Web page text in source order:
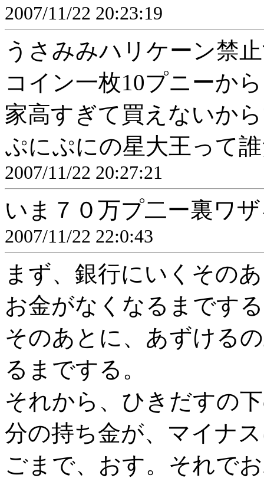
2007/11/22 20:23:19
うさみみハリケーン禁
コイン一枚10プニーか
家高すぎて買えないか
ぷにぷにの星大王って
2007/11/22 20:27:21
いま７０万プ二ー裏ワ
2007/11/22 22:0:43
まず、銀行にいくその
お金がなくなるまです
そのあとに、あずける
るまでする。
それから、ひきだすの
分の持ち金が、マイナ
ごまで、おす。それで